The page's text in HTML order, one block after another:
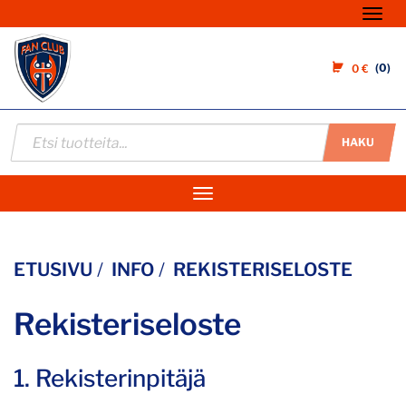
0 € 0
HAKU
Navigaatio
ETUSIVU INFO REKISTERISELOSTE
Rekisteriseloste
1. Rekisterinpitäjä